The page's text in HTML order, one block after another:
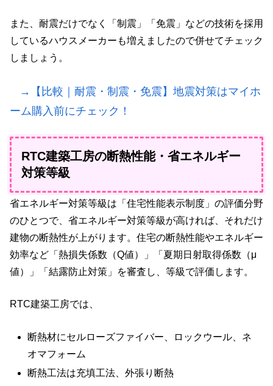
また、耐震だけでなく「制震」「免震」などの技術を採用
しているハウスメーカーも増えましたので併せてチェック
しましょう。
→【比較｜耐震・制震・免震】地震対策はマイホ
ーム購入前にチェック！
RTC建築工房の断熱性能・省エネルギー
対策等級
省エネルギー対策等級は「住宅性能表示制度」の評価分野
のひとつで、省エネルギー対策等級が高ければ、それだけ
建物の断熱性が上がります。住宅の断熱性能やエネルギー
効率など「熱損失係数（Q値）」「夏期日射取得係数（μ
値）」「結露防止対策」を審査し、等級で評価します。
RTC建築工房では、
断熱材にセルローズファイバー、ロックウール、ネ
オマフォーム
断熱工法は充填工法、外張り断熱